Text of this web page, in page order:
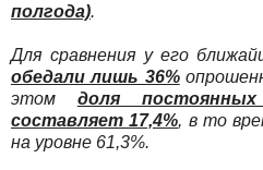
полгода).
Для сравнения у его
обедали лишь 36%
этом доля
составляет 17,4%, в то
на уровне 61,3%.